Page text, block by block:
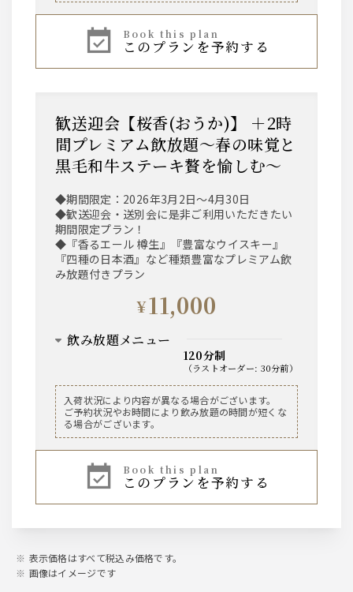
ウィスキー
～AMERICAN～ ジムビーム
・ウーロンハイ ・レモンサワー
・トマトサワー ・グレープフルーツサワー
・梅干しサワー ・緑茶ハイ
・柚子サワー
梅酒
梅酒（ロック、水割り、ソーダ割り、お湯割り）
ワイン
【赤】ヴィッラビアンキ ロッソ
【白】ヴィッラビアンキ ビアンコ
日本酒
焼酎
黒丸 黒（芋）
グレープフルーツジュース
オールフリー ノンアルコールビールテイスト飲料
book this plan
このプランを予約する
歓送迎会【桜香(おうか)】 ＋2時
間プレミアム飲放題～春の味覚と
黒毛和牛ステーキ贅を愉しむ～
◆期間限定：2026年3月2日～4月30日
◆歓送迎会・送別会に是非ご利用いただきたい
期間限定プラン！
◆『香るエール 樽生』『豊富なウイスキー』
『四種の日本酒』など種類豊富なプレミアム飲
み放題付きプラン
¥11,000
飲み放題メニュー
120分制
（ ラストオーダー: 30分前）
ビール
ザ・プレミアム・モルツ 中瓶
ザ・プレミアム・モルツ 香るエール 樽生
ウィスキー
アンクラブ
・ウーロンハイ ・レモンサワー
・トマトサワー ・グレープフルーツサワー
入荷状況により内容が異なる場合がございます。
ご予約状況やお時間により飲み放題の時間が短くな
る場合がございます。
book this plan
このプランを予約する
表示価格はすべて税込み価格です。
画像はイメージです